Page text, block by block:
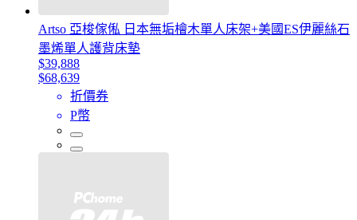
Artso 亞梭傢俬 日本無垢檜木單人床架+美國ES伊麗絲石
墨烯單人護背床墊
$39,888
$68,639
折價券
P幣